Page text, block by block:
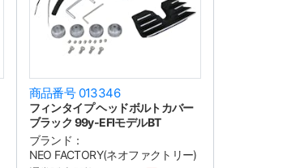
商品番号 013346
フィンタイプ ヘッドボルトカバー
ブラック 99y-EFIモデルBT
ブランド：
NEO FACTORY(ネオファクトリー)